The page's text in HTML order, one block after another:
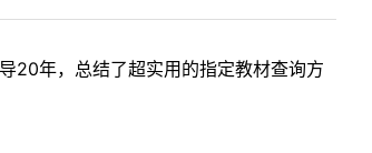
20年，总结了超实用的指定教材查询方